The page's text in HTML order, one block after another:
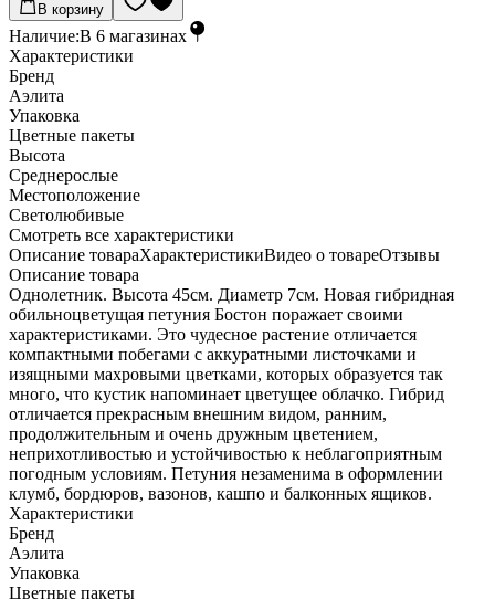
В корзину
Наличие:В 6 магазинах
Характеристики
Бренд
Аэлита
Упаковка
Цветные пакеты
Высота
Среднерослые
Местоположение
Светолюбивые
Cмотреть все характеристики
Описание товараХарактеристикиВидео о товареОтзывы
Описание товара
Однолетник. Высота 45см. Диаметр 7см. Новая гибридная
обильноцветущая петуния Бостон поражает своими
характеристиками. Это чудесное растение отличается
компактными побегами с аккуратными листочками и
изящными махровыми цветками, которых образуется так
много, что кустик напоминает цветущее облачко. Гибрид
отличается прекрасным внешним видом, ранним,
продолжительным и очень дружным цветением,
неприхотливостью и устойчивостью к неблагоприятным
погодным условиям. Петуния незаменима в оформлении
клумб, бордюров, вазонов, кашпо и балконных ящиков.
Характеристики
Бренд
Аэлита
Упаковка
Цветные пакеты